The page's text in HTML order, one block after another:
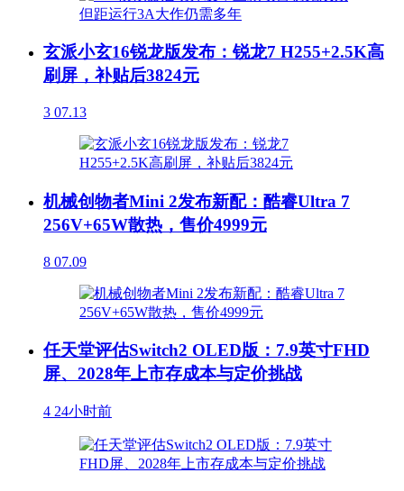
玄派小玄16锐龙版发布：锐龙7 H255+2.5K高
刷屏，补贴后3824元
3 07.13
机械创物者Mini 2发布新配：酷睿Ultra 7
256V+65W散热，售价4999元
8 07.09
任天堂评估Switch2 OLED版：7.9英寸FHD
屏、2028年上市存成本与定价挑战
4 24小时前